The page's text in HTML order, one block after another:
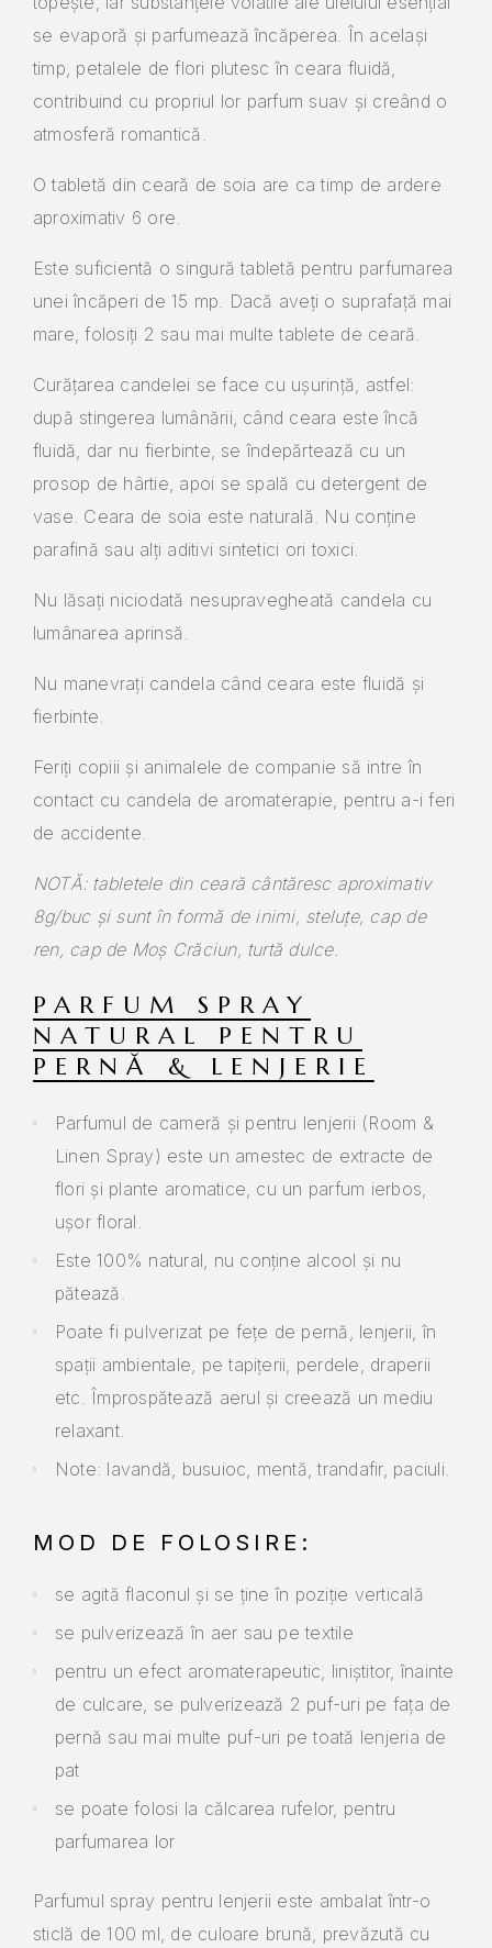
se evaporă și parfumează încăperea. În același
timp, petalele de flori plutesc în ceara fluidă,
contribuind cu propriul lor parfum suav și creând o
atmosferă romantică.
O tabletă din ceară de soia are ca timp de ardere
aproximativ 6 ore.
Este suficientă o singură tabletă pentru parfumarea
unei încăperi de 15 mp. Dacă aveți o suprafață mai
mare, folosiți 2 sau mai multe tablete de ceară.
Curățarea candelei se face cu ușurință, astfel:
după stingerea lumânării, când ceara este încă
fluidă, dar nu fierbinte, se îndepărtează cu un
prosop de hârtie, apoi se spală cu detergent de
vase. Ceara de soia este naturală. Nu conține
parafină sau alți aditivi sintetici ori toxici.
Nu lăsați niciodată nesupravegheată candela cu
lumânarea aprinsă.
Nu manevrați candela când ceara este fluidă și
fierbinte.
Feriți copiii și animalele de companie să intre în
contact cu candela de aromaterapie, pentru a-i feri
de accidente.
NOTĂ: tabletele din ceară cântăresc aproximativ
8g/buc și sunt în formă de inimi, steluțe, cap de
ren, cap de Moș Crăciun, turtă dulce.
PARFUM SPRAY
NATURAL PENTRU
PERNĂ & LENJERIE
Parfumul de cameră și pentru lenjerii (Room &
Linen Spray) este un amestec de extracte de
flori și plante aromatice, cu un parfum ierbos,
ușor floral.
Este 100% natural, nu conține alcool și nu
pătează.
Poate fi pulverizat pe fețe de pernă, lenjerii, în
spații ambientale, pe tapițerii, perdele, draperii
etc. Împrospătează aerul și creează un mediu
relaxant.
Note: lavandă, busuioc, mentă, trandafir, paciuli.
MOD DE FOLOSIRE:
se agită flaconul și se ține în poziție verticală
se pulverizează în aer sau pe textile
pentru un efect aromaterapeutic, liniștitor, înainte
de culcare, se pulverizează 2 puf-uri pe fața de
pernă sau mai multe puf-uri pe toată lenjeria de
pat
se poate folosi la călcarea rufelor, pentru
parfumarea lor
Parfumul spray pentru lenjerii este ambalat într-o
sticlă de 100 ml, de culoare brună, prevăzută cu